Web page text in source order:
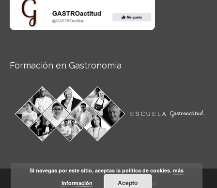
Formación en Gastronomía
Aviso legal Condiciones de Uso
Si navegas por este sitio, aceptas la política de cookies.más
información
Acepto